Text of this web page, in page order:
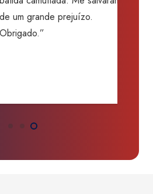
prejuízo.